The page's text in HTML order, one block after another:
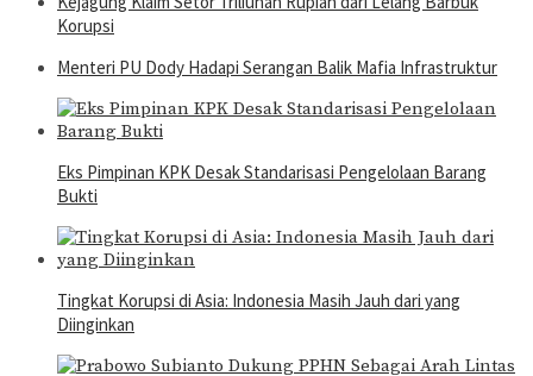
Korupsi
Menteri PU Dody Hadapi Serangan Balik Mafia Infrastruktur
Eks Pimpinan KPK Desak Standarisasi Pengelolaan Barang
Bukti
Tingkat Korupsi di Asia: Indonesia Masih Jauh dari yang
Diinginkan